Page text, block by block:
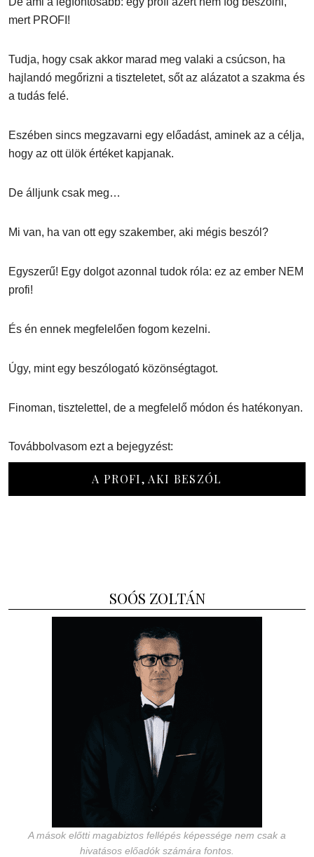
mert PROFI!
Tudja, hogy csak akkor marad meg valaki a csúcson, ha
hajlandó megőrizni a tiszteletet, sőt az alázatot a szakma és
a tudás felé.
Eszében sincs megzavarni egy előadást, aminek az a célja,
hogy az ott ülök értéket kapjanak.
De álljunk csak meg…
Mi van, ha van ott egy szakember, aki mégis beszól?
Egyszerű! Egy dolgot azonnal tudok róla: ez az ember NEM
profi!
És én ennek megfelelően fogom kezelni.
Úgy, mint egy beszólogató közönségtagot.
Finoman, tisztelettel, de a megfelelő módon és hatékonyan.
Továbbolvasom ezt a bejegyzést:
A PROFI, AKI BESZÓL
SOÓS ZOLTÁN
A mások előtti magabiztos fellépés képessége nem csak a
hivatásos előadók számára fontos.